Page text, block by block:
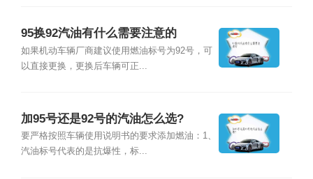
95换92汽油有什么需要注意的
如果机动车辆厂商建议使用燃油标号为92号，可
以直接更换，更换后车辆可正...
加95号还是92号的汽油怎么选?
要严格按照车辆使用说明书的要求添加燃油：1、
汽油标号代表的是抗爆性，标...